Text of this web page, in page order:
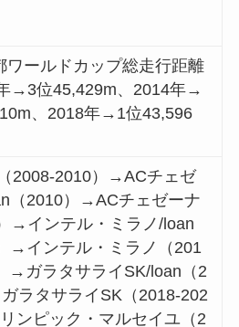
ワールドカップ総走行距離
年→3位45,429m、2014年→
、2018年→1位43,596
2008-2010）→ACチェゼ
（2010）→ACチェゼーナ
→インテル・ミラノ/loan
→インテル・ミラノ（201
→ガラタサライSK/loan（2
ラタサライSK（2018-202
ンピック・マルセイユ（2